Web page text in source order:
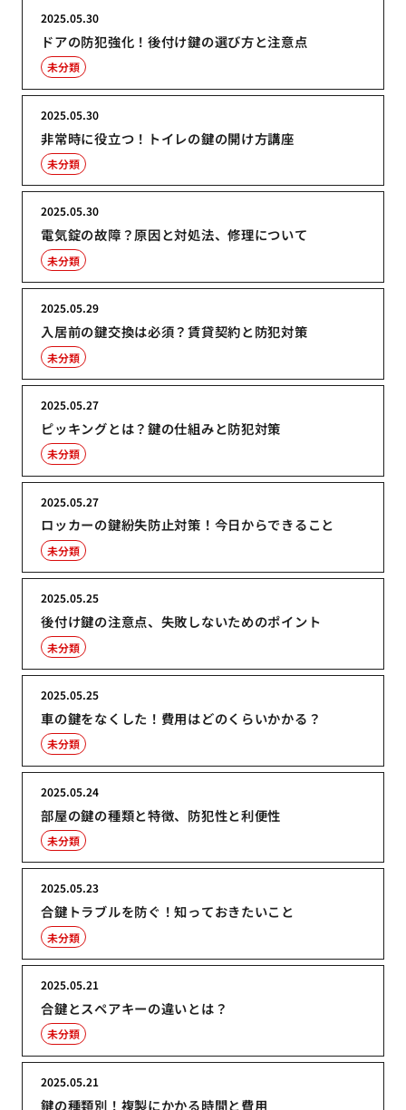
ドアの防犯強化！後付け鍵の選び方と注意点
2025.05.30
未分類
非常時に役立つ！トイレの鍵の開け方講座
2025.05.30
未分類
電気錠の故障？原因と対処法、修理について
2025.05.30
未分類
入居前の鍵交換は必須？賃貸契約と防犯対策
2025.05.29
未分類
ピッキングとは？鍵の仕組みと防犯対策
2025.05.27
未分類
ロッカーの鍵紛失防止対策！今日からできること
2025.05.27
未分類
後付け鍵の注意点、失敗しないためのポイント
2025.05.25
未分類
車の鍵をなくした！費用はどのくらいかかる？
2025.05.25
未分類
部屋の鍵の種類と特徴、防犯性と利便性
2025.05.24
未分類
合鍵トラブルを防ぐ！知っておきたいこと
2025.05.23
未分類
合鍵とスペアキーの違いとは？
2025.05.21
未分類
鍵の種類別！複製にかかる時間と費用
2025.05.21